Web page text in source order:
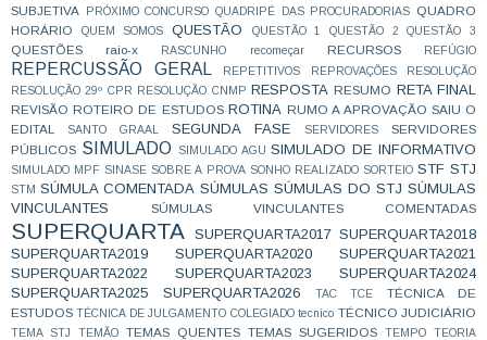
SUBJETIVA
PRÓXIMO CONCURSO QUADRIPÉ DAS PROCURADORIAS
QUADRO
HORÁRIO
QUEM SOMOS QUESTÃO QUESTÃO 1 QUESTÃO 2 QUESTÃO 3
QUESTÕES raio-x RASCUNHO recomeçar RECURSOS REFÚGIO
REPERCUSSÃO GERAL REPETITIVOS REPROVAÇÕES
RESOLUÇÃO
RESOLUÇÃO 29º CPR
RESOLUÇÃO CNMP RESPOSTA RESUMO RETA FINAL
REVISÃO ROTEIRO DE ESTUDOS ROTINA RUMO A APROVAÇÃO SAIU O
EDITAL
SANTO GRAAL SEGUNDA FASE SERVIDORES
SERVIDORES
PÚBLICOS SIMULADO SIMULADO AGU SIMULADO DE INFORMATIVO
SIMULADO MPF SINASE SOBRE A PROVA SONHO REALIZADO SORTEIO STF STJ
STM SÚMULA COMENTADA SÚMULAS SÚMULAS DO STJ SÚMULAS
VINCULANTES
SÚMULAS VINCULANTES COMENTADAS
SUPERQUARTA SUPERQUARTA2017 SUPERQUARTA2018
SUPERQUARTA2019
SUPERQUARTA2020
SUPERQUARTA2021
SUPERQUARTA2022
SUPERQUARTA2023
SUPERQUARTA2024
SUPERQUARTA2025
SUPERQUARTA2026 TAC TCE
TÉCNICA DE
ESTUDOS TÉCNICA DE JULGAMENTO COLEGIADO tecnico TÉCNICO JUDICIÁRIO
TEMA STJ TEMÃO TEMAS QUENTES TEMAS SUGERIDOS TEMPO
TEORIA